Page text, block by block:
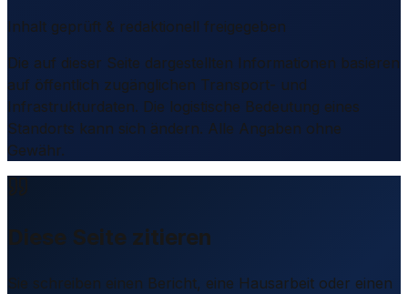
Inhalt geprüft & redaktionell freigegeben
Die auf dieser Seite dargestellten Informationen basieren
auf öffentlich zugänglichen Transport- und
Infrastrukturdaten. Die logistische Bedeutung eines
Standorts kann sich ändern. Alle Angaben ohne
Gewähr.
Diese Seite zitieren
Sie schreiben einen Bericht, eine Hausarbeit oder einen